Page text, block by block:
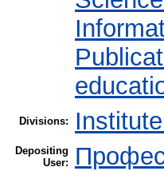
Divisions:
Depositing
User: